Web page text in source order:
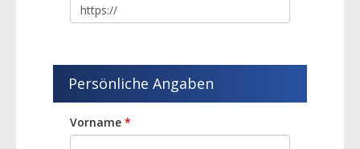
Persönliche Angaben
Vorname *